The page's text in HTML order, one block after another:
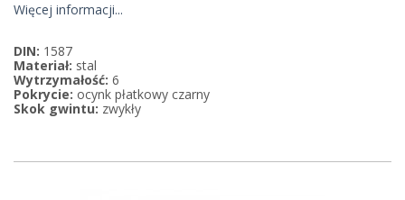
Więcej informacji...
DIN: 1587
Materiał: stal
Wytrzymałość: 6
Pokrycie: ocynk płatkowy czarny
Skok gwintu: zwykły